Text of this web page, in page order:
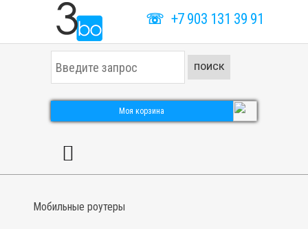
☏ +7 903 131 39 91
к
а
ь
ПОИСК
Моя корзина
Мобильные роутеры